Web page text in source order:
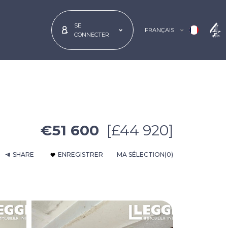
SE
CONNECTER
FRANÇAIS
€51 600 [£44 920]
SHARE ENREGISTRER MA SÉLECTION(0)